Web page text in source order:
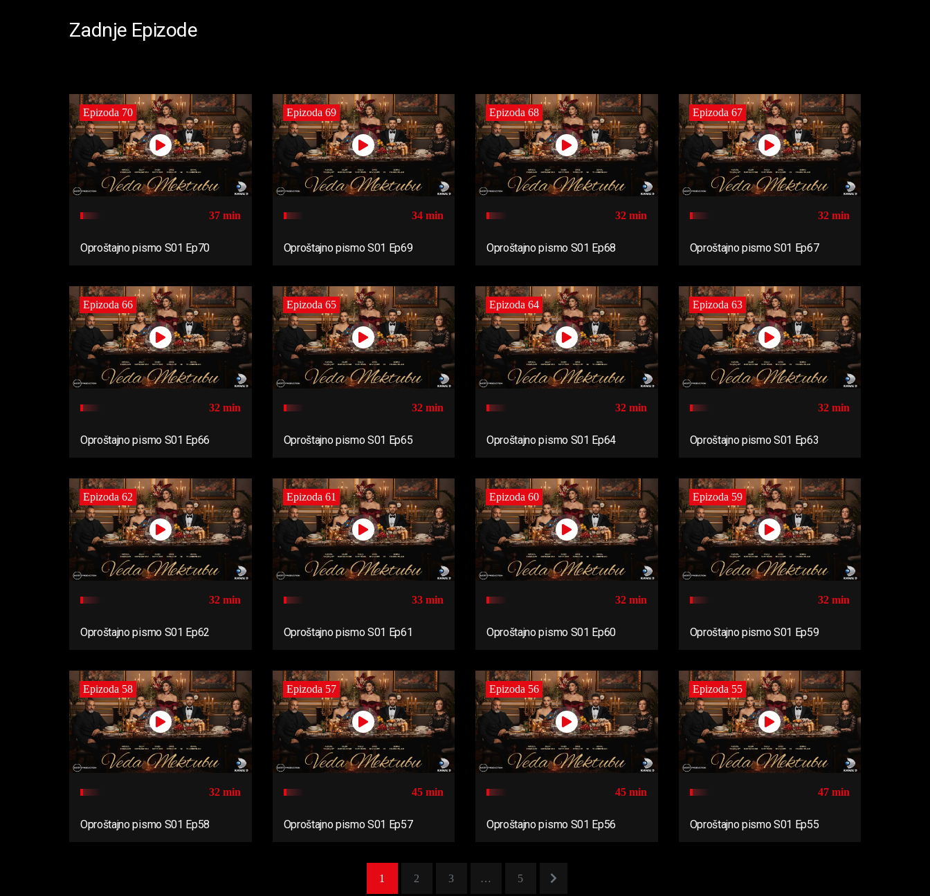
Zadnje Epizode
Epizoda 70
37 min
Oproštajno pismo S01 Ep70
Epizoda 69
34 min
Oproštajno pismo S01 Ep69
Epizoda 68
32 min
Oproštajno pismo S01 Ep68
Epizoda 67
32 min
Oproštajno pismo S01 Ep67
Epizoda 66
32 min
Oproštajno pismo S01 Ep66
Epizoda 65
32 min
Oproštajno pismo S01 Ep65
Epizoda 64
32 min
Oproštajno pismo S01 Ep64
Epizoda 63
32 min
Oproštajno pismo S01 Ep63
Epizoda 62
32 min
Oproštajno pismo S01 Ep62
Epizoda 61
33 min
Oproštajno pismo S01 Ep61
Epizoda 60
32 min
Oproštajno pismo S01 Ep60
Epizoda 59
32 min
Oproštajno pismo S01 Ep59
Epizoda 58
32 min
Oproštajno pismo S01 Ep58
Epizoda 57
45 min
Oproštajno pismo S01 Ep57
Epizoda 56
45 min
Oproštajno pismo S01 Ep56
Epizoda 55
47 min
Oproštajno pismo S01 Ep55
1 2 3 … 5